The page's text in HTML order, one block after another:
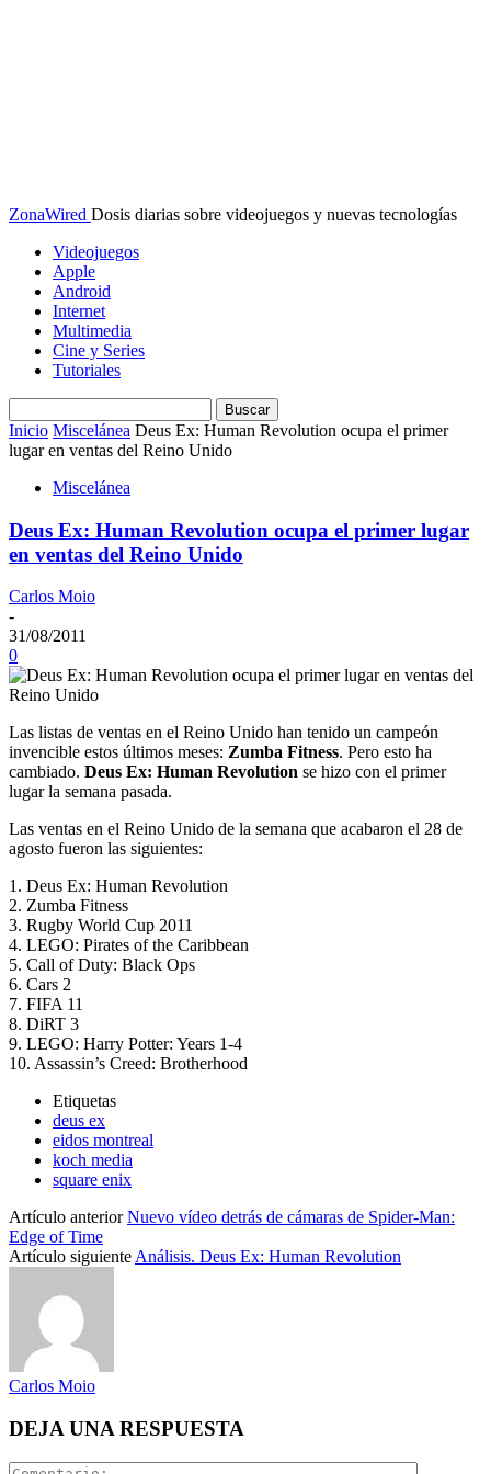
ZonaWired Dosis diarias sobre videojuegos y nuevas tecnologías
Videojuegos
Apple
Android
Internet
Multimedia
Cine y Series
Tutoriales
Inicio Miscelánea Deus Ex: Human Revolution ocupa el primer
lugar en ventas del Reino Unido
Miscelánea
Deus Ex: Human Revolution ocupa el primer lugar
en ventas del Reino Unido
Carlos Moio
-
31/08/2011
0
Las listas de ventas en el Reino Unido han tenido un campeón
invencible estos últimos meses: Zumba Fitness. Pero esto ha
cambiado. Deus Ex: Human Revolution se hizo con el primer
lugar la semana pasada.
Las ventas en el Reino Unido de la semana que acabaron el 28 de
agosto fueron las siguientes:
1. Deus Ex: Human Revolution
2. Zumba Fitness
3. Rugby World Cup 2011
4. LEGO: Pirates of the Caribbean
5. Call of Duty: Black Ops
6. Cars 2
7. FIFA 11
8. DiRT 3
9. LEGO: Harry Potter: Years 1-4
10. Assassin’s Creed: Brotherhood
Etiquetas
deus ex
eidos montreal
koch media
square enix
Artículo anterior Nuevo vídeo detrás de cámaras de Spider-Man:
Edge of Time
Artículo siguienteAnálisis. Deus Ex: Human Revolution
Carlos Moio
DEJA UNA RESPUESTA